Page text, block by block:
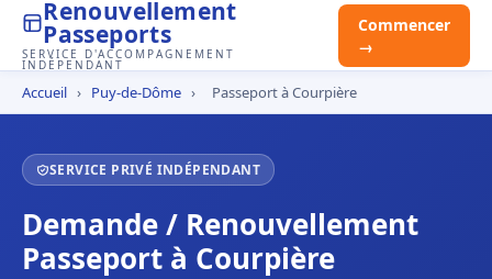
Renouvellement
Passeports
SERVICE D'ACCOMPAGNEMENT
INDÉPENDANT
Commencer
→
Accueil › Puy-de-Dôme › Passeport à Courpière
SERVICE PRIVÉ INDÉPENDANT
Demande / Renouvellement
Passeport à Courpière